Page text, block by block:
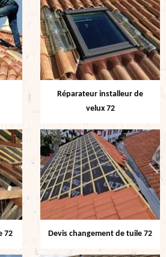
Réparateur installeur de
velux 72
72 Devis changement de tuile 72